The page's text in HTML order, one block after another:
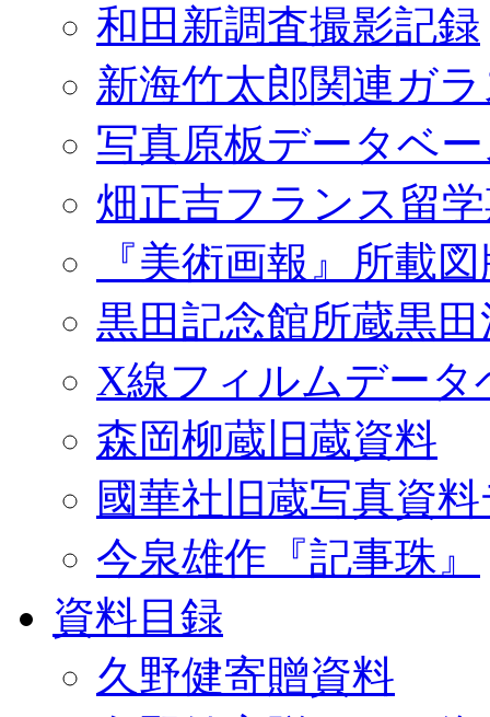
和田新調査撮影記録
新海竹太郎関連ガ
写真原板データベ
畑正吉フランス留
『美術画報』所載
黒田記念館所蔵黒
X線フィルムデータ
森岡柳蔵旧蔵資料
國華社旧蔵写真資
今泉雄作『記事珠』
資料目録
久野健寄贈資料